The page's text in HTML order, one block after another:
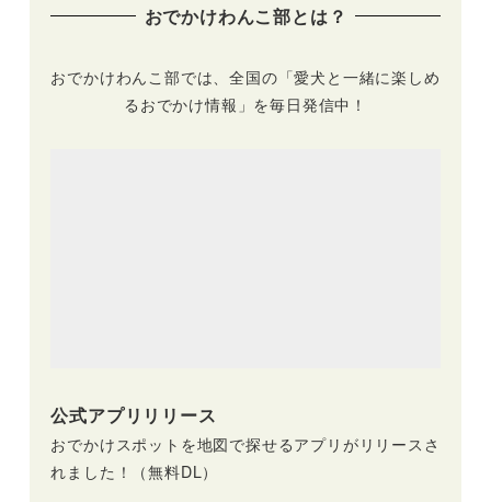
おでかけわんこ部とは？
おでかけわんこ部では、全国の「愛犬と一緒に楽しめ
るおでかけ情報」を毎日発信中！
公式アプリリリース
おでかけスポットを地図で探せるアプリがリリースさ
れました！（無料DL）